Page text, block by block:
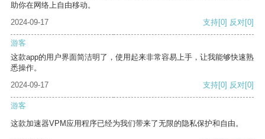
助你在网络上自由移动。
2024-09-17
支持[0] 反对[0]
游客
这款app的用户界面简洁明了，使用起来非常容易上手，让我能够快速熟
悉操作。
2024-09-17
支持[0] 反对[0]
游客
这款加速器VPM应用程序已经为我们带来了无限的隐私保护和自由。